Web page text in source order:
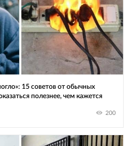
15 советов от обычных
полезнее, чем кажется
200